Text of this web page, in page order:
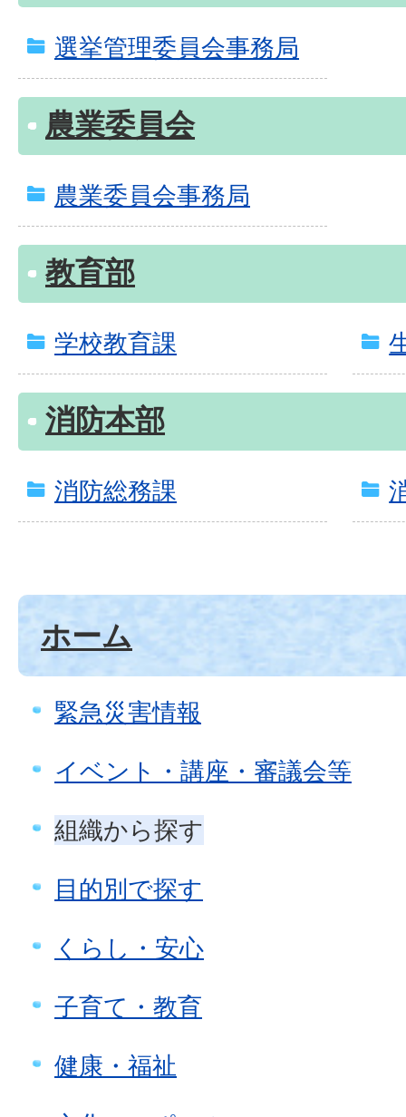
選挙管理委員会事務局
農業委員会
農業委員会事務局
教育部
学校教育課
消防本部
消防総務課
ホーム
緊急災害情報
イベント・講座・審議会等
組織から探す
目的別で探す
くらし・安心
子育て・教育
健康・福祉